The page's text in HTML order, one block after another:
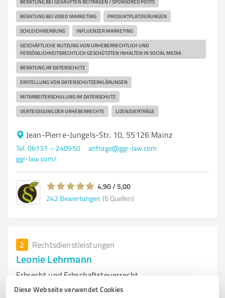
Diese Webseite verwendet Cookies
BERATUNG BEI GEKAUFTEN BEITRÄGEN / SPONSORED POSTS
BERATUNG BEI VIDEO MARKETING PRODUKTPLATZIERUNGEN
SCHLEICHWERBUNG INFLUENZER MARKETING
GESCHÄFTLICHE NUTZUNG VON URHEBERRECHTLICH UND
PERSÖNLICHKEITSRECHTLICH GESCHÜTZTEN INHALTEN IN SOCIAL MEDIA
BERATUNG IM DATENSCHUTZ
ERSTELLUNG VON DATENSCHUTZERKLÄRUNGEN
MITARBEITERSCHULUNG IM DATENSCHUTZ
VERTEIDIGUNG DER URHEBERRECHTE LIZENZVERTRÄGE
Jean-Pierre-Jungels-Str. 10, 55126 Mainz
Tel. 06131 – 240950
anfrage@ggr-law.com
ggr-law.com/
4,90 / 5,00
242 Bewertungen (5 Quellen)
2 Rechtsdienstleistungen
Leonie Lehrmann
Erbrecht und Erbschaftsteuerrecht
ERBRECHT ERBSTREIT PFLICHTTEILSRECHT